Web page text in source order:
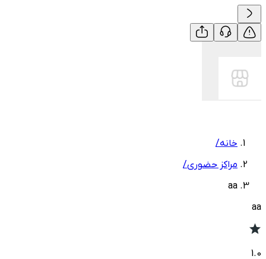
خانه/
مراکز حضوری/
aa
aa
1.0